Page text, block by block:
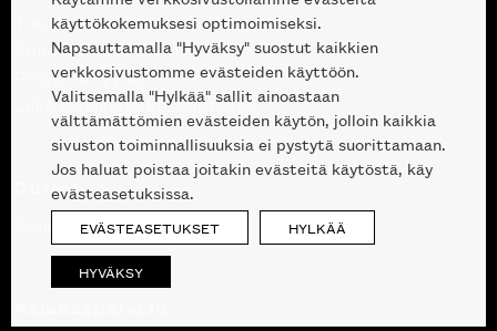
Tuotteet
Suunnittelupalvelu
Projektimyynti
Liike Helsingin keskustassa
Outlet
Poistuvat mallikappaleet
käyttökokemuksesi optimoimiseksi.
Napsauttamalla "Hyväksy" suostut kaikkien
verkkosivustomme evästeiden käyttöön.
Valitsemalla "Hylkää" sallit ainoastaan
välttämättömien evästeiden käytön, jolloin kaikkia
sivuston toiminnallisuuksia ei pystytä suorittamaan.
Jos haluat poistaa joitakin evästeitä käytöstä, käy
evästeasetuksissa.
EVÄSTEASETUKSET HYLKÄÄ
HYVÄKSY